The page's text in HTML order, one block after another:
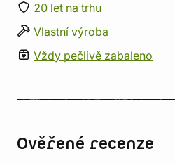
20 let na trhu
Vlastní výroba
Vždy pečlivě zabaleno
Ověřené recenze